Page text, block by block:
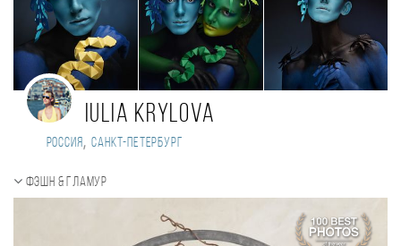
Iulia Krylova
Россия, Санкт-Петербург
Фэшн & Гламур